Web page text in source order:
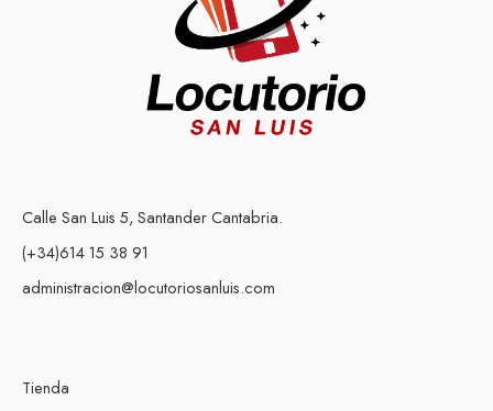
Calle San Luis 5, Santander Cantabria.
(+34)614 15 38 91
administracion@locutoriosanluis.com
Tienda